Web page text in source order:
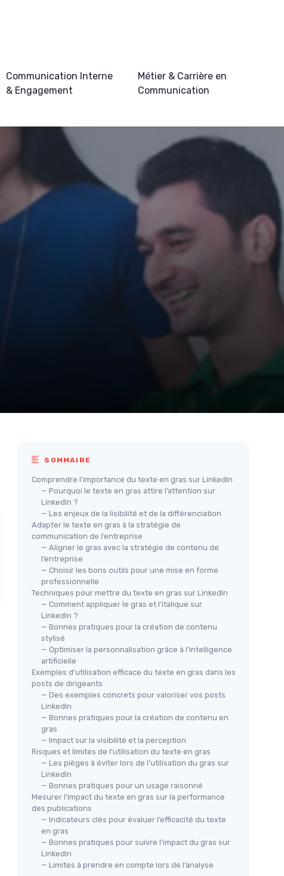
Communication Interne
& Engagement
Métier & Carrière en
Communication
SOMMAIRE
Comprendre l’importance du texte en gras sur LinkedIn
— Pourquoi le texte en gras attire l’attention sur
LinkedIn ?
— Les enjeux de la lisibilité et de la différenciation
Adapter le texte en gras à la stratégie de
communication de l’entreprise
— Aligner le gras avec la stratégie de contenu de
l’entreprise
— Choisir les bons outils pour une mise en forme
professionnelle
Techniques pour mettre du texte en gras sur LinkedIn
— Comment appliquer le gras et l’italique sur
LinkedIn ?
— Bonnes pratiques pour la création de contenu
stylisé
— Optimiser la personnalisation grâce à l’intelligence
artificielle
Exemples d’utilisation efficace du texte en gras dans les
posts de dirigeants
— Des exemples concrets pour valoriser vos posts
LinkedIn
— Bonnes pratiques pour la création de contenu en
gras
— Impact sur la visibilité et la perception
Risques et limites de l’utilisation du texte en gras
— Les pièges à éviter lors de l’utilisation du gras sur
LinkedIn
— Bonnes pratiques pour un usage raisonné
Mesurer l’impact du texte en gras sur la performance
des publications
— Indicateurs clés pour évaluer l’efficacité du texte
en gras
— Bonnes pratiques pour suivre l’impact du gras sur
LinkedIn
— Limites à prendre en compte lors de l’analyse